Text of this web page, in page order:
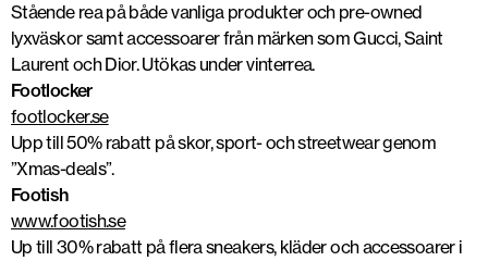
Stående rea på både vanliga produkter och pre-owned
lyxväskor samt accessoarer från märken som Gucci, Saint
Laurent och Dior. Utökas under vinterrea.
Footlocker
footlocker.se
Upp till 50% rabatt på skor, sport- och streetwear genom
”Xmas-deals”.
Footish
www.footish.se
Up till 30% rabatt på flera sneakers, kläder och accessoarer i